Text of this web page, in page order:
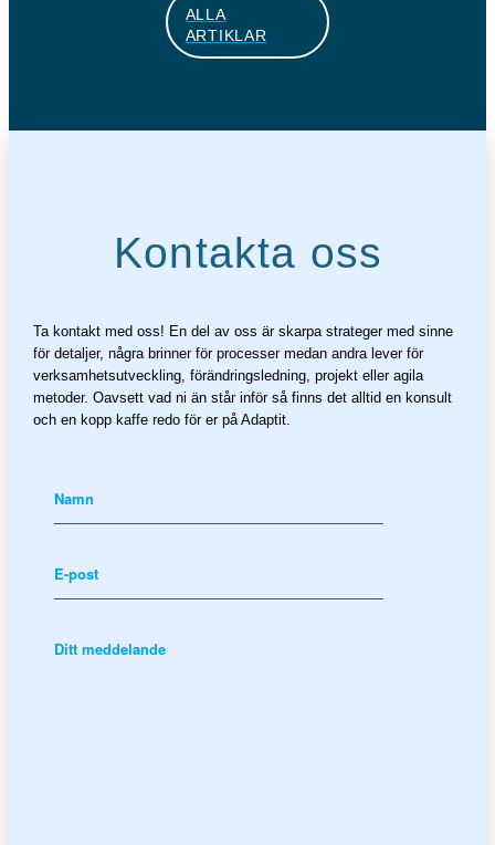
ALLA
ARTIKLAR
Kontakta oss
Ta kontakt med oss! En del av oss är skarpa strateger med sinne
för detaljer, några brinner för processer medan andra lever för
verksamhetsutveckling, förändringsledning, projekt eller agila
metoder. Oavsett vad ni än står inför så finns det alltid en konsult
och en kopp kaffe redo för er på Adaptit.